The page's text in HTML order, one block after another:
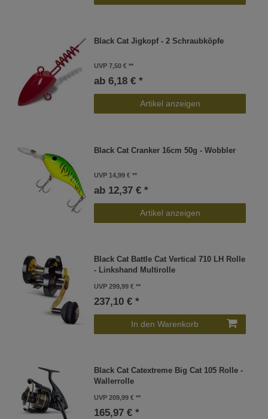
Black Cat Jigkopf - 2 Schraubköpfe
UVP 7,50 €
ab 6,18 € *
Artikel anzeigen
Black Cat Cranker 16cm 50g - Wobbler
UVP 14,99 €
ab 12,37 € *
Artikel anzeigen
Black Cat Battle Cat Vertical 710 LH Rolle
- Linkshand Multirolle
UVP 299,99 €
237,10 € *
In den Warenkorb
Black Cat Catextreme Big Cat 105 Rolle -
Wallerrolle
UVP 209,99 €
165,97 € *